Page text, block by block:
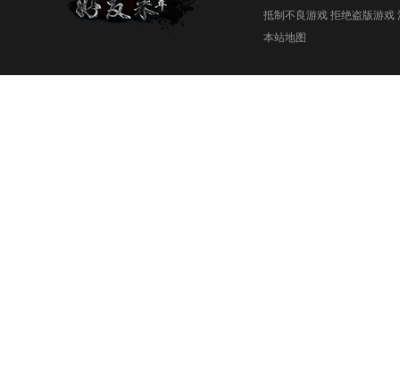
抵制不良游戏 拒绝盗版游戏
本站地图